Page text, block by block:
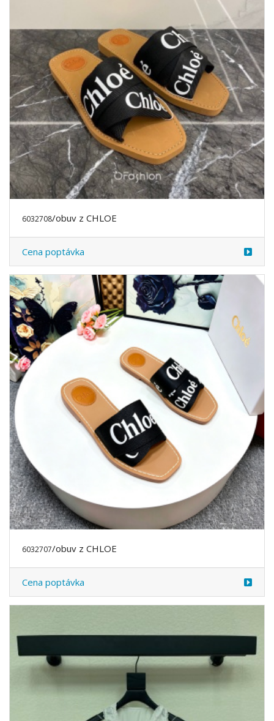
6032708/obuv z CHLOE
Cena poptávka
6032707/obuv z CHLOE
Cena poptávka